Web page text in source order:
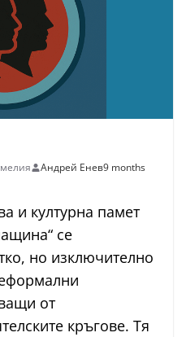
Андрей Енев9 months
и културна памет
се
но изключително
от
кръгове. Тя